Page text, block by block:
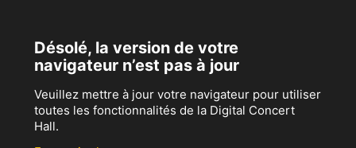
Désolé, la version de votre
navigateur n’est pas à jour
Veuillez mettre à jour votre navigateur pour utiliser
toutes les fonctionnalités de la Digital Concert
Hall.